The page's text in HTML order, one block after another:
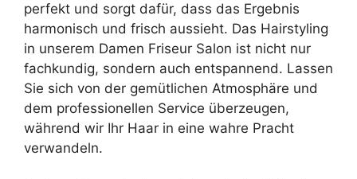
perfekt und sorgt dafür, dass das Ergebnis
harmonisch und frisch aussieht. Das Hairstyling
in unserem Damen Friseur Salon ist nicht nur
fachkundig, sondern auch entspannend. Lassen
Sie sich von der gemütlichen Atmosphäre und
dem professionellen Service überzeugen,
während wir Ihr Haar in eine wahre Pracht
verwandeln.